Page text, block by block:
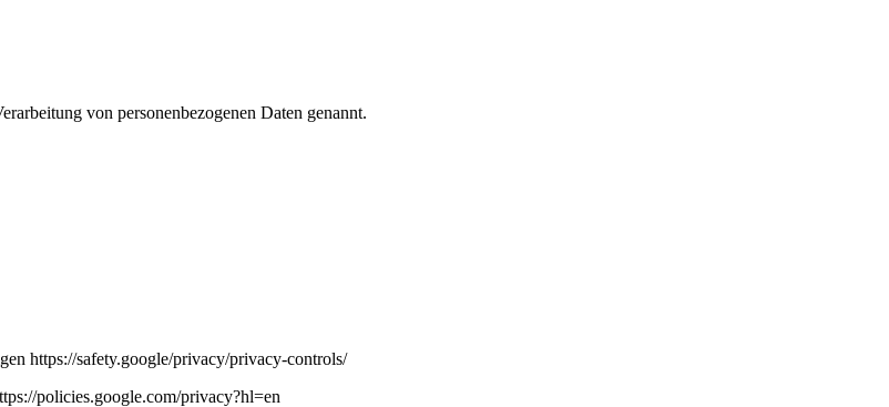
von personenbezogenen Daten genannt.
https://safety.google/privacy/privacy-controls/
policies.google.com/privacy?hl=en